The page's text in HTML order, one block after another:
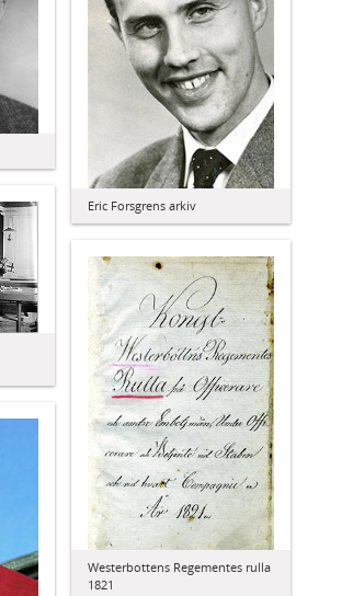
Eric Forsgrens arkiv
Westerbottens Regementes rulla
1821